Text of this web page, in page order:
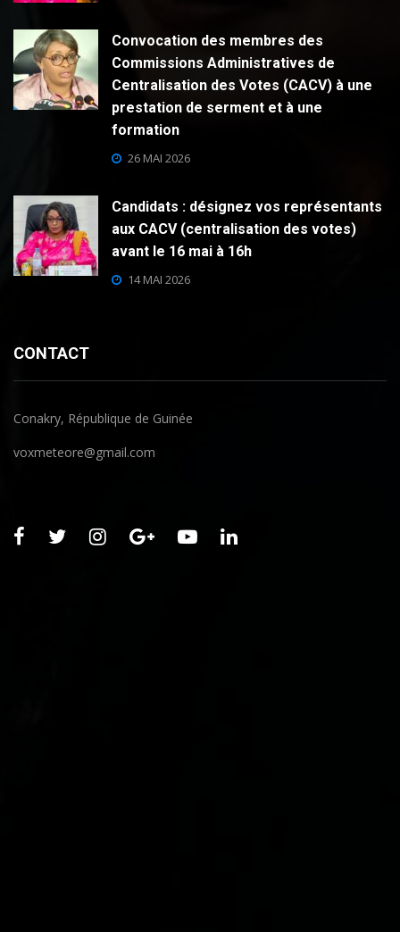
Convocation des membres des
Commissions Administratives de
Centralisation des Votes (CACV) à une
prestation de serment et à une
formation
26 MAI 2026
Candidats : désignez vos représentants
aux CACV (centralisation des votes)
avant le 16 mai à 16h
14 MAI 2026
CONTACT
Conakry, République de Guinée
voxmeteore@gmail.com